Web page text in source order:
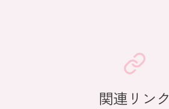
関連リンク